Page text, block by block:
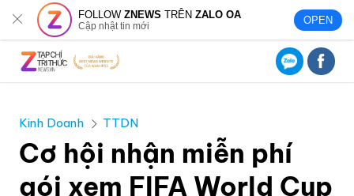
FOLLOWZNEWS TRÊNZALO OA
Cập nhật tin mới OPEN
Kinh Doanh TTDN
Cơ hội nhận miễn phí
gói xem FIFA World Cup